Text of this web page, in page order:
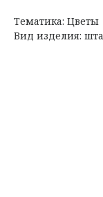
Тематика: Цветы
Вид изделия: